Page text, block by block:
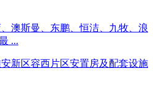
澳斯曼、东鹏、恒洁、九牧、浪
...
新区容西片区安置房及配套设施